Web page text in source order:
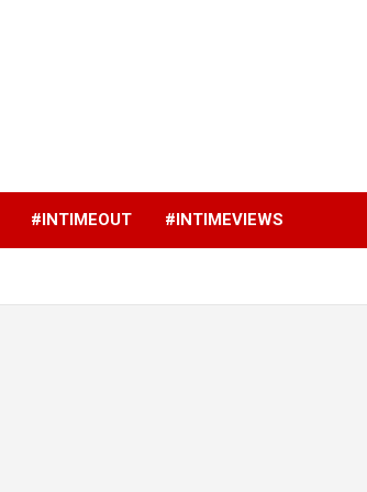
#INTIMEOUT #INTIMEVIEWS